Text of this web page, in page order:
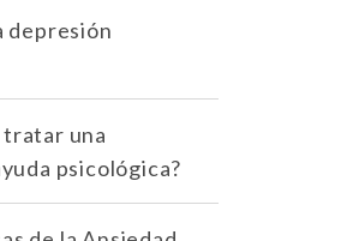
depresión
tratar una
psicológica?